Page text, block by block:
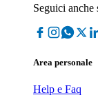
Seguici anche
Area personale
Help e Faq